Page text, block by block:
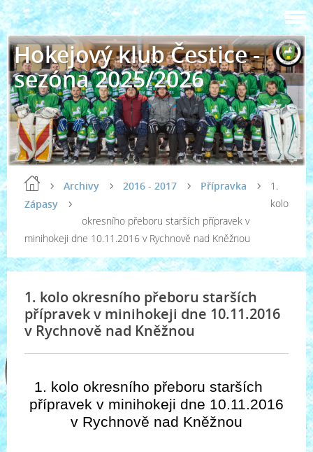
Hokejový klub Čestice -
sezóna 2025/2026
Archivy 2016 - 2017
Přípravka
Zápasy
1.
kolo
okresního přeboru starších přípravek v
minihokeji dne 10.11.2016 v Rychnově nad Kněžnou
1. kolo okresního přeboru starších
přípravek v minihokeji dne 10.11.2016
v Rychnově nad Kněžnou
1. kolo okresního přeboru starších
přípravek v minihokejidne 10.11.2016
v Rychnově nad Kněžnou